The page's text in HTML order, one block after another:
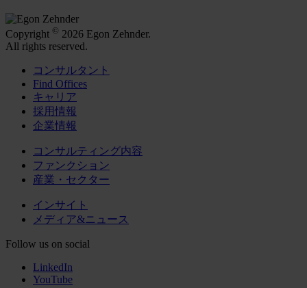
Copyright © 2026 Egon Zehnder.
All rights reserved.
コンサルタント
Find Offices
キャリア
採用情報
企業情報
コンサルティング内容
ファンクション
産業・セクター
インサイト
メディア&ニュース
Follow us on social
LinkedIn
YouTube